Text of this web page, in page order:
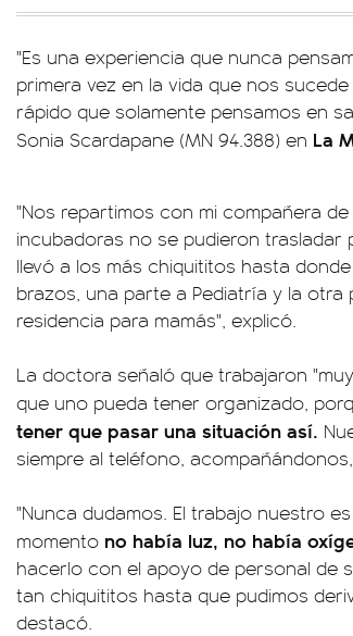
"Es una experiencia que nunca
primera vez en la vida que nos
rápido que solamente pensamos en
Sonia Scardapane (MN 94.388) en La
"Nos repartimos con mi compañera
incubadoras no se pudieron
llevó a los más chiquititos hasta
brazos, una parte a Pediatría y la
residencia para mamás", explicó.
La doctora señaló que trabajaron
que uno pueda tener organizado,
tener que pasar una situación así.
siempre al teléfono,
"Nunca dudamos. El trabajo nuestro
momento no había luz, no había
hacerlo con el apoyo de personal de
tan chiquititos hasta que pudimos
destacó.